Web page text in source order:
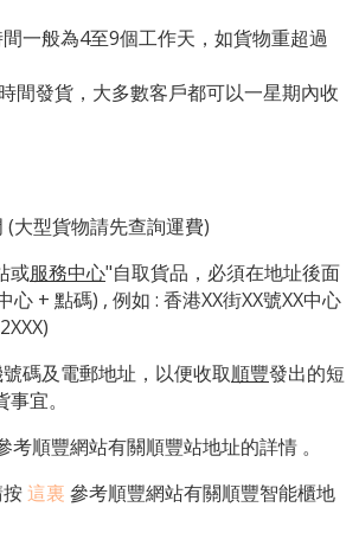
一般為4至9個工作天，如貨物重超過
間發貨，大多數客戶都可以一星期內收
大型貨物請先查詢運費)
或服務中心"自取貨品，必須在地址後面
心 + 點碼) , 例如 : 香港XX街XX號XX中心
碼及電郵地址，以便收取順豐發出的短
宜。
考順豐網站有關順豐站地址的詳情 。
這裏 參考順豐網站有關順豐智能櫃地